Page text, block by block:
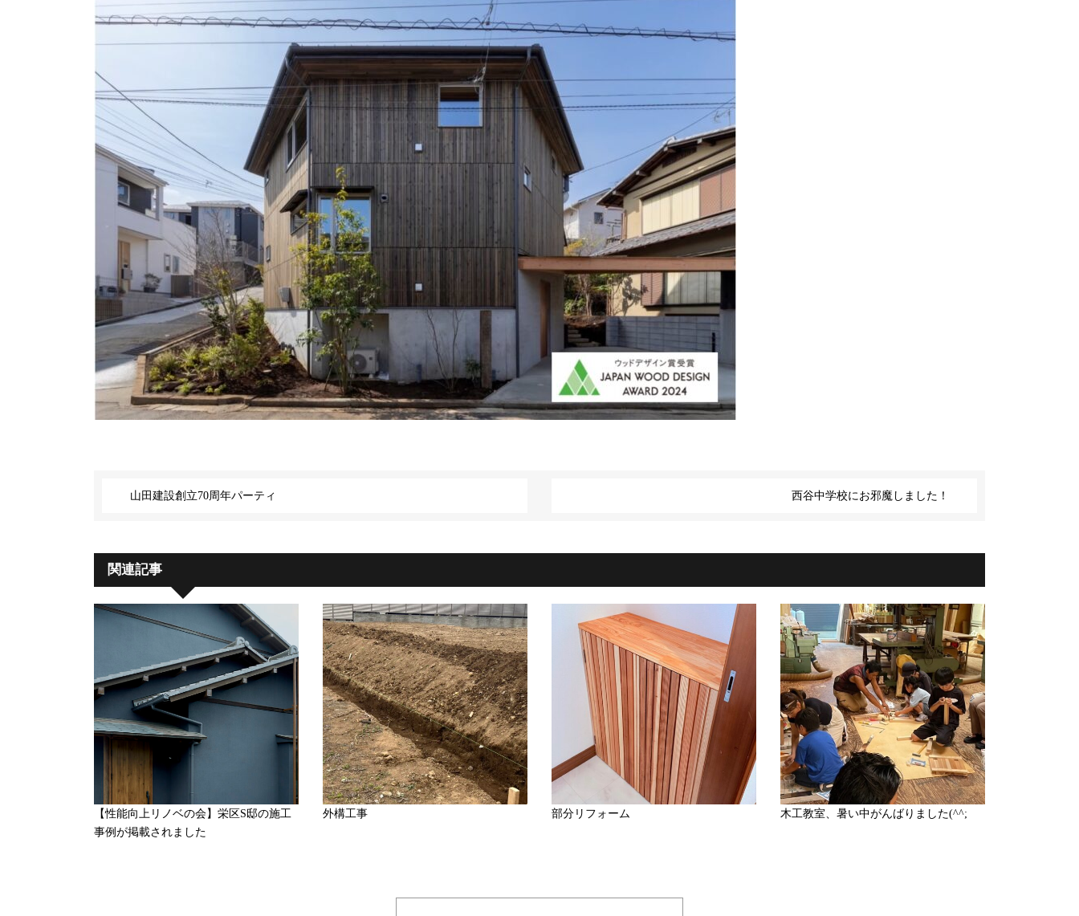
山田建設創立70周年パーティ 西谷中学校にお邪魔しました！
関連記事
【性能向上リノベの会】栄区S邸の施工
事例が掲載されました
外構工事 部分リフォーム 木工教室、暑い中がんばりました(^^;